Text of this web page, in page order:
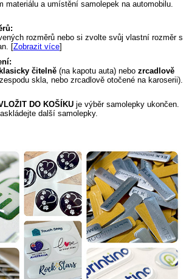
materiálu a umístění samolepek na automobilu.
rozměrů nebo si zvolte svůj vlastní rozměr s
[Zobrazit více]
klasicky čitelně (na kapotu auta) nebo zrcadlově
skla, nebo zrcadlově otočené na karoserii).
DO KOŠÍKU je výběr samolepky ukončen.
další samolepky.